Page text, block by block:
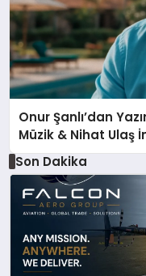
Onur Şanlı’dan
Müzik & Nihat Ulaş
Son Dakika